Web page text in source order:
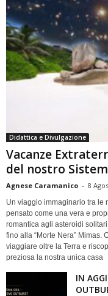
Didattica e Divulgazione
Vacanze
del nostro
Agnese Caramanico - 8
Un viaggio immaginario tra le
pensato come una vera e
romantica agli asteroidi
fino alla “Morte Nera”
viaggiare oltre la Terra e
preziosa la nostra unica casa
IN